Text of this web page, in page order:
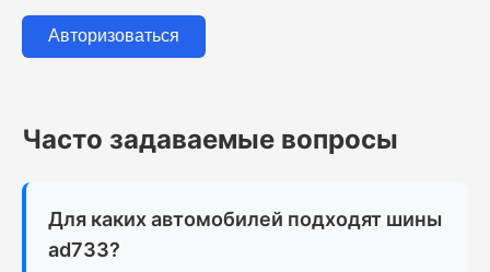
Авторизоваться
Часто задаваемые вопросы
Для каких автомобилей подходят шины
ad733?